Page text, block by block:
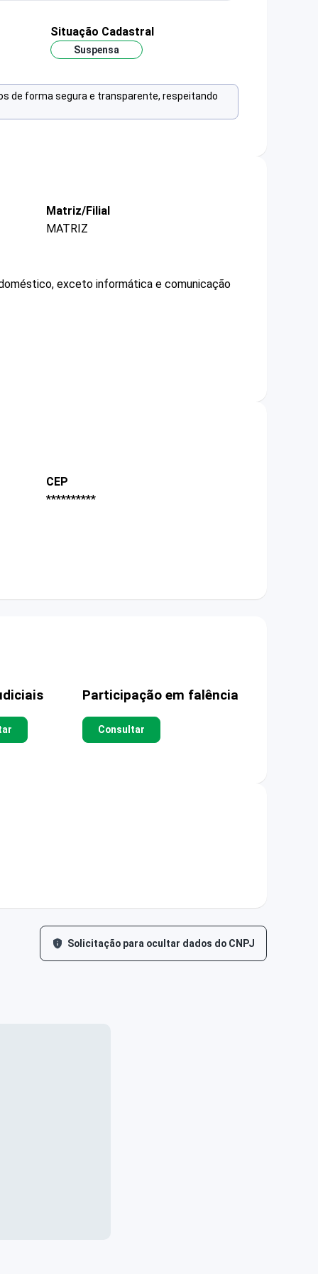
Situação Cadastral
Suspensa
de forma segura e transparente, respeitando
Matriz/Filial
MATRIZ
exceto informática e comunicação
CEP
**********
Participação em falência
Consultar
Solicitação para ocultar dados do CNPJ